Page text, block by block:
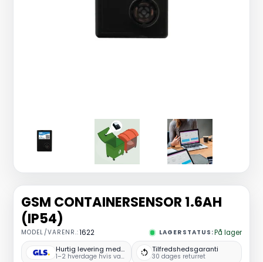
GSM CONTAINERSENSOR 1.6AH
(IP54)
MODEL/VARENR.:1622 LAGERSTATUS:På lager
Hurtig levering med GLS
1–2 hverdage hvis varen er på lager
Tilfredshedsgaranti
30 dages returret